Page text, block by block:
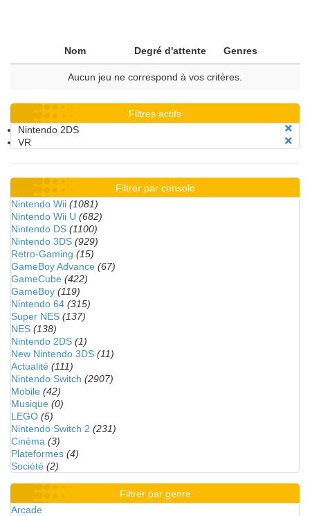
Nom Degré d'attente Genres
Aucun jeu ne correspond à vos critères.
Filtres actifs
Nintendo 2DS
VR
Filtrer par console
Nintendo Wii (1081)
Nintendo Wii U (682)
Nintendo DS (1100)
Nintendo 3DS (929)
Retro-Gaming (15)
GameBoy Advance (67)
GameCube (422)
GameBoy (119)
Nintendo 64 (315)
Super NES (137)
NES (138)
Nintendo 2DS (1)
New Nintendo 3DS (11)
Actualité (111)
Nintendo Switch (2907)
Mobile (42)
Musique (0)
LEGO (5)
Nintendo Switch 2 (231)
Cinéma (3)
Plateformes (4)
Société (2)
Filtrer par genre
Arcade